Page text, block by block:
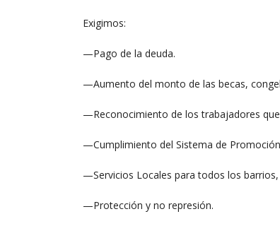
Exigimos:
—Pago de la deuda.
—Aumento del monto de las becas,
—Reconocimiento de los trabajadores
—Cumplimiento del Sistema de
—Servicios Locales para todos los
—Protección y no represión.